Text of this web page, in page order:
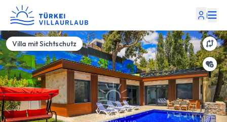
|
Villa mit Sichtschutz